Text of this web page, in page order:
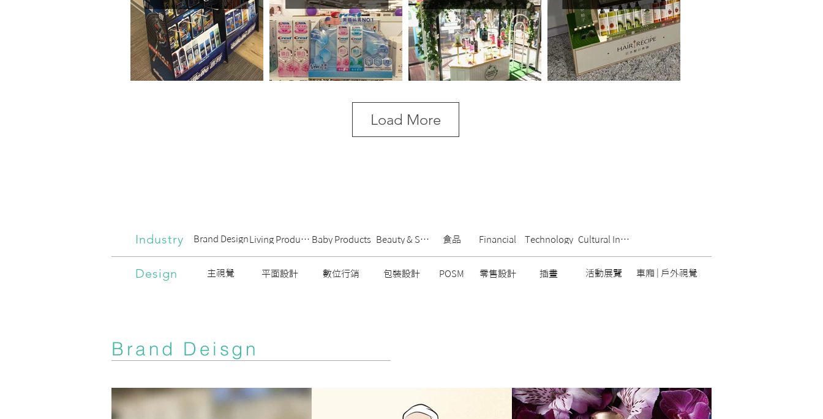
Load More
Industry Brand Design Living Products Baby Products Beauty & Skincare食品 Technology
Financial Cultural Industries
Design 主視覺 平面設計 數位行銷 包裝設計 POSM 零售設計 插畫 活動展覽 車廂 | 戶外視覺
Brand Deisgn